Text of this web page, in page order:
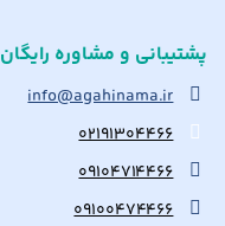
پشتیبانی و مشاوره رایگان
info@agahinama.ir
۰۲۱۹۱۳۰۴۴۶۶
۰۹۱۰۴۷۱۴۴۶۶
۰۹۱۰۰۴۷۴۴۶۶